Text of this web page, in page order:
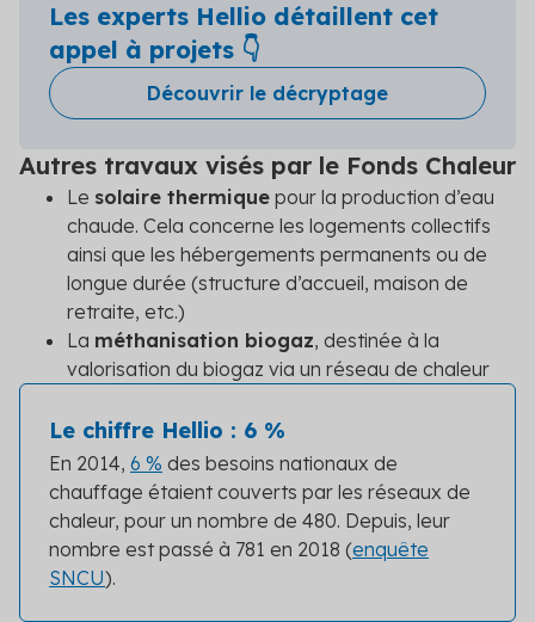
Les experts Hellio détaillent cet
appel à projets 👇
Découvrir le décryptage
Autres travaux visés par le Fonds Chaleur
Le solaire thermique pour la production d’eau
chaude. Cela concerne les logements collectifs
ainsi que les hébergements permanents ou de
longue durée (structure d’accueil, maison de
retraite, etc.)
La méthanisation biogaz, destinée à la
valorisation du biogaz via un réseau de chaleur
Le chiffre Hellio : 6 %
En 2014, 6 % des besoins nationaux de
chauffage étaient couverts par les réseaux de
chaleur, pour un nombre de 480. Depuis, leur
nombre est passé à 781 en 2018 (enquête
SNCU).